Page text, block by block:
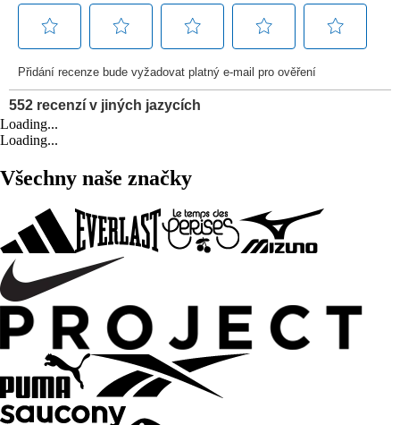
Loading...
Loading...
Všechny naše značky